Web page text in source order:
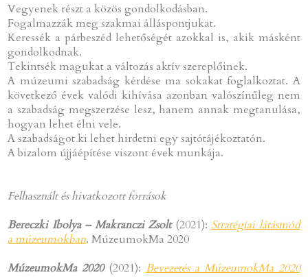
Vegyenek részt a közös gondolkodásban.
Fogalmazzák meg szakmai álláspontjukat.
Keressék a párbeszéd lehetőségét azokkal is, akik másként
gondolkodnak.
Tekintsék magukat a változás aktív szereplőinek.
A múzeumi szabadság kérdése ma sokakat foglalkoztat. A
következő évek valódi kihívása azonban valószínűleg nem
a szabadság megszerzése lesz, hanem annak megtanulása,
hogyan lehet élni vele.
A szabadságot ki lehet hirdetni egy sajtótájékoztatón.
A bizalom újjáépítése viszont évek munkája.
Felhasznált és hivatkozott források
Bereczki Ibolya – Makranczi Zsolt(2021): Stratégiai látásmód
a múzeumokban. MúzeumokMa 2020
MúzeumokMa 2020(2021):Bevezetés a MúzeumokMa 2020